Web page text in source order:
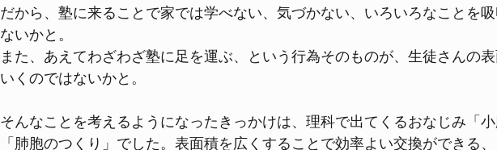
だから、塾に来ることで家では学べない、気づかない、いろいろなことを
ないかと。
また、あえてわざわざ塾に足を運ぶ、という行為そのものが、生徒さんの
いくのではないかと。
そんなことを考えるようになったきっかけは、理科で出てくるおなじみ「
「肺胞のつくり」でした。表面積を広くすることで効率よい交換ができる